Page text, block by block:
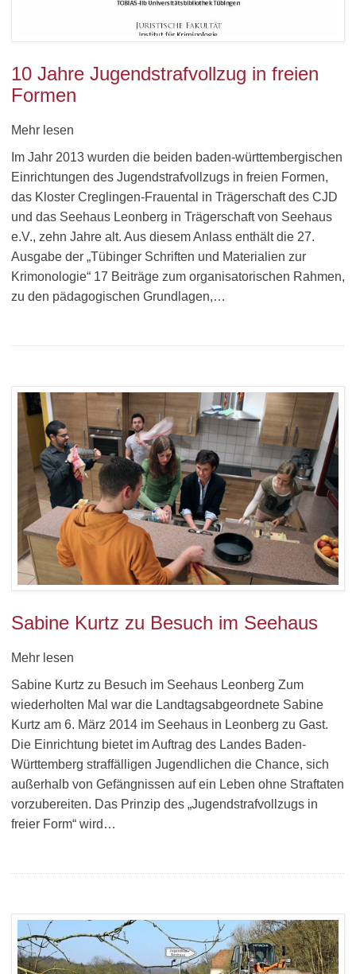
10 Jahre Jugendstrafvollzug in freien
Formen
Mehr lesen
Im Jahr 2013 wurden die beiden baden-württembergischen
Einrichtungen des Jugendstrafvollzugs in freien Formen,
das Kloster Creglingen-Frauental in Trägerschaft des CJD
und das Seehaus Leonberg in Trägerschaft von Seehaus
e.V., zehn Jahre alt. Aus diesem Anlass enthält die 27.
Ausgabe der „Tübinger Schriften und Materialien zur
Krimonologie“ 17 Beiträge zum organisatorischen Rahmen,
zu den pädagogischen Grundlagen,…
Sabine Kurtz zu Besuch im Seehaus
Mehr lesen
Sabine Kurtz zu Besuch im Seehaus Leonberg Zum
wiederholten Mal war die Landtagsabgeordnete Sabine
Kurtz am 6. März 2014 im Seehaus in Leonberg zu Gast.
Die Einrichtung bietet im Auftrag des Landes Baden-
Württemberg straffälligen Jugendlichen die Chance, sich
außerhalb von Gefängnissen auf ein Leben ohne Straftaten
vorzubereiten. Das Prinzip des „Jugendstrafvollzugs in
freier Form“ wird…